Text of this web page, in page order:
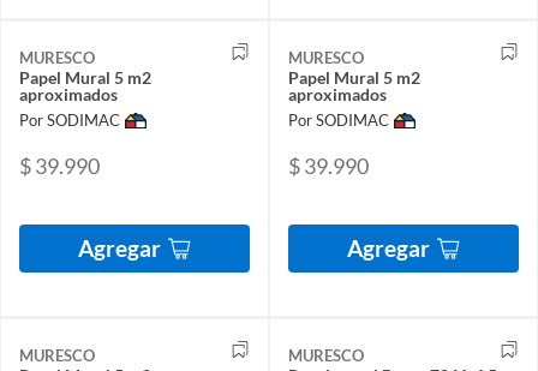
MURESCO
Papel Mural 5 m2
aproximados
Por SODIMAC
$ 39.990
Agregar
MURESCO
Papel Mural 5 m2
aproximados
Por SODIMAC
$ 39.990
Agregar
MURESCO MURESCO